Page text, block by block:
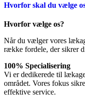
Hvorfor skal du vælge
Hvorfor vælge os?
Når du vælger vores
række fordele, der sikrer
100% Specialisering
Vi er dedikerede til
området. Vores fokus
effektive service.